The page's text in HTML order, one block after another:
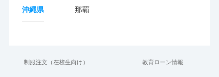
沖縄県 那覇
制服注文（在校生向け） 教育ローン情報